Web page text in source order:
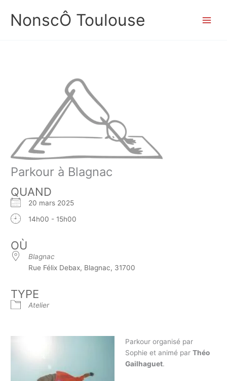
contenu
NonscÔ Toulouse
Parkour à Blagnac
QUAND
20 mars 2025
14h00 - 15h00
OÙ
Blagnac
Rue Félix Debax, Blagnac, 31700
TYPE
Atelier
Parkour organisé par
Sophie et animé par Théo
Gailhaguet.